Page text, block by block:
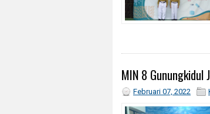
MIN 8 Gunungkidul
Februari 07, 2022